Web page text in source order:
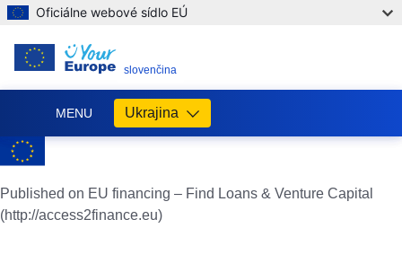
Oficiálne webové sídlo EÚ
slovenčina
MENU Ukrajina
Україні
Published on EU financing – Find Loans & Venture Capital
(http://access2finance.eu)